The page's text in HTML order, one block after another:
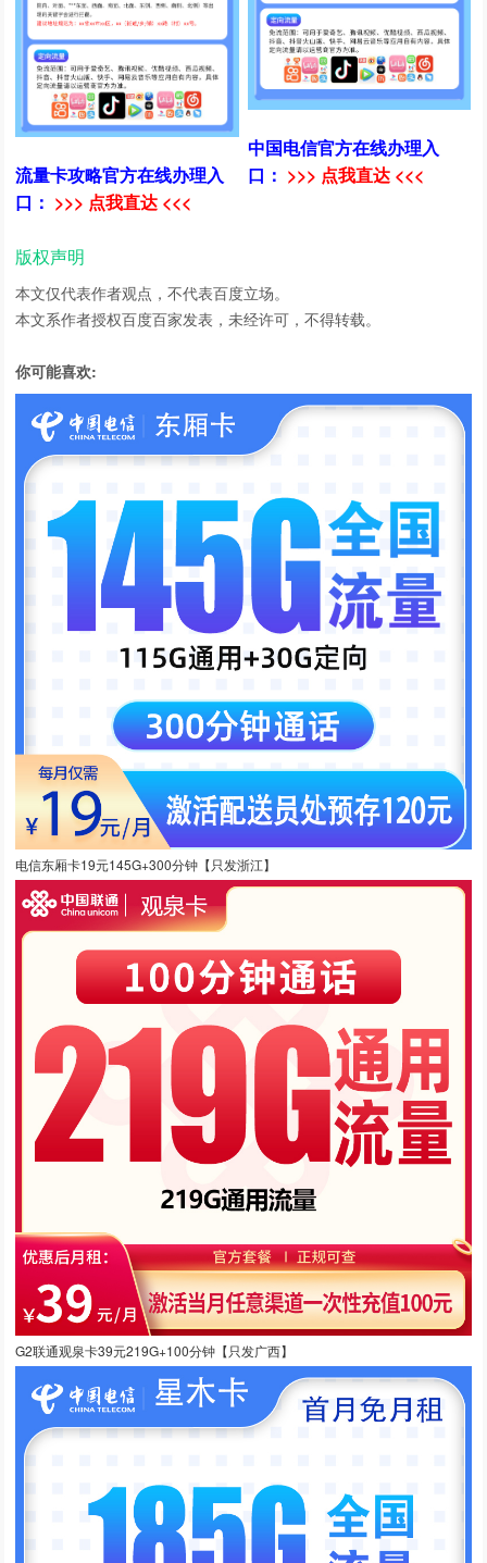
流量卡攻略官方在线办理入
口： >>> 点我直达 <<<
中国电信官方在线办理入
口： >>> 点我直达 <<<
版权声明
本文仅代表作者观点，不代表百度立场。
本文系作者授权百度百家发表，未经许可，不得转载。
你可能喜欢:
电信东厢卡19元145G+300分钟【只发浙江】
G2联通观泉卡39元219G+100分钟【只发广西】